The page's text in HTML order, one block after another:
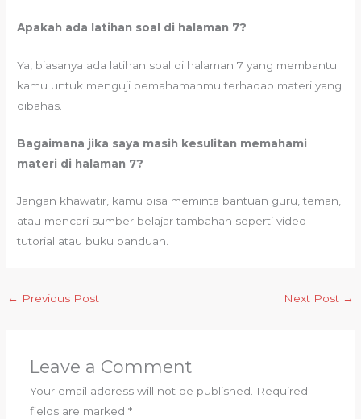
Apakah ada latihan soal di halaman 7?
Ya, biasanya ada latihan soal di halaman 7 yang membantu
kamu untuk menguji pemahamanmu terhadap materi yang
dibahas.
Bagaimana jika saya masih kesulitan memahami
materi di halaman 7?
Jangan khawatir, kamu bisa meminta bantuan guru, teman,
atau mencari sumber belajar tambahan seperti video
tutorial atau buku panduan.
← Previous Post Next Post →
Leave a Comment
Your email address will not be published. Required
fields are marked *